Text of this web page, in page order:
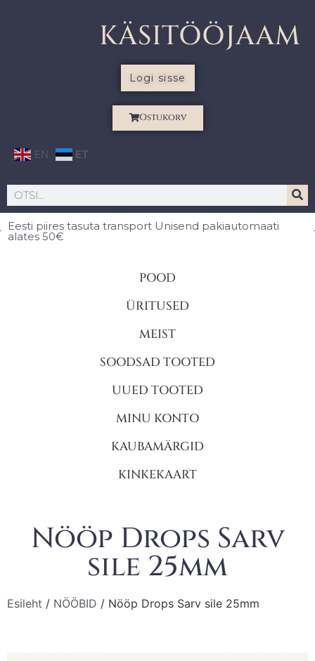
KÄSITÖÖJAAM
Logi sisse
Ostukorv
EN ET
Eesti piires tasuta transport Unisend pakiautomaati
alates 50€
POOD
ÜRITUSED
MEIST
SOODSAD TOOTED
UUED TOOTED
MINU KONTO
KAUBAMÄRGID
KINKEKAART
Nööp Drops Sarv
sile 25mm
Esileht / NÖÖBID / Nööp Drops Sarv sile 25mm